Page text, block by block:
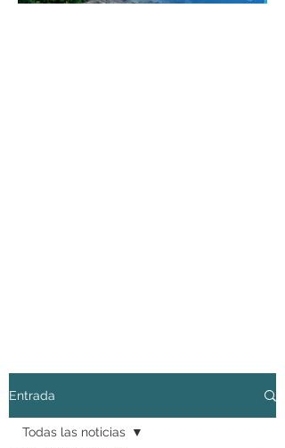
Entrada
Todas las noticias